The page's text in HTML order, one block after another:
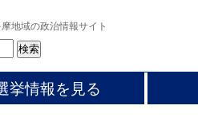
地域の政治情報サイト
挙情報を見る